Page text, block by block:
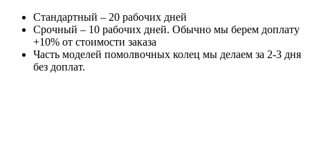
Стандартный – 20 рабочих дней
Срочный – 10 рабочих дней. Обычно мы берем доплату
+10% от стоимости заказа
Часть моделей помолвочных колец мы делаем за 2-3 дня
без доплат.